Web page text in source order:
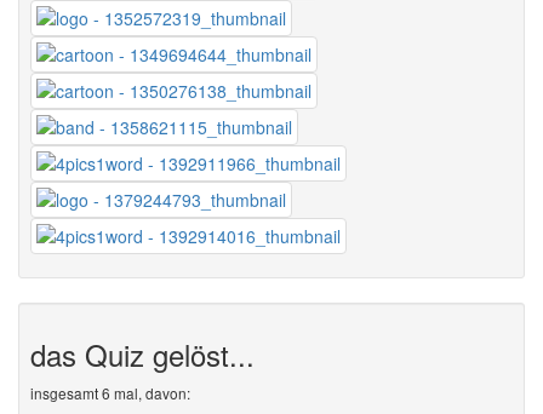
das Quiz gelöst...
insgesamt 6 mal, davon: